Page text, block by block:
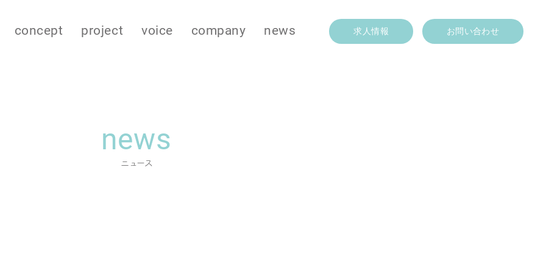
concept project voice company news 求人情報 お問い合わせ
news
ニュース